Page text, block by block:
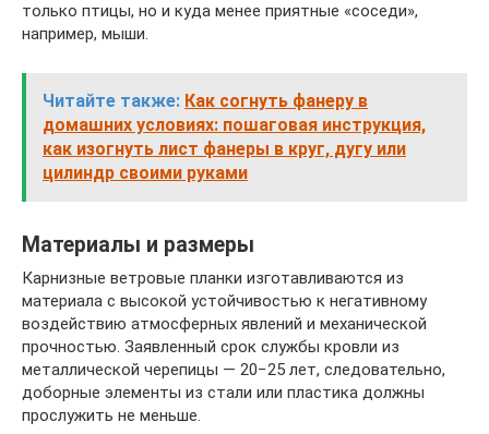
только птицы, но и куда менее приятные «соседи»,
например, мыши.
Читайте также: Как согнуть фанеру в
домашних условиях: пошаговая инструкция,
как изогнуть лист фанеры в круг, дугу или
цилиндр своими руками
Материалы и размеры
Карнизные ветровые планки изготавливаются из
материала с высокой устойчивостью к негативному
воздействию атмосферных явлений и механической
прочностью. Заявленный срок службы кровли из
металлической черепицы — 20−25 лет, следовательно,
доборные элементы из стали или пластика должны
прослужить не меньше.